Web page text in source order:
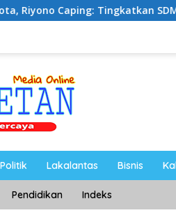
Tingkatkan SDM dan Gerakkan
Politik Lakalantas Bisnis
Pendidikan Indeks